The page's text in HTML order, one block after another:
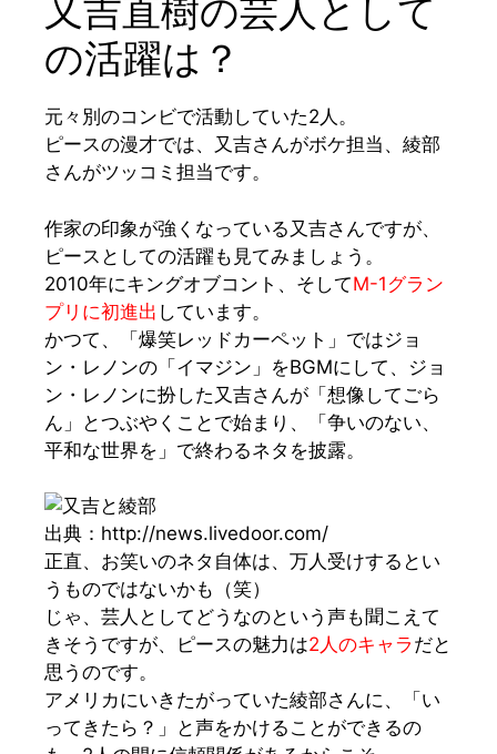
又吉直樹の芸人として
の活躍は？
元 々別のコンビで活動していた2人。
ピースの漫才では、又吉さんがボケ担当、綾部
さんがツッコミ担当です。
作家の印象が強くなっている又吉さんですが、
ピースとしての活躍も見てみましょう。
2010年にキングオブコント、そしてM-1グラン
プリに初進出 しています。
かつて、
「爆笑レッドカーペット」 ではジョ
ン・レノンの 「イマジン」 をBGMにして、ジョ
ン・レノンに扮した又吉さんが「想像してごら
ん」とつぶやくことで始まり、
「争いのない、
平和な世界を」 で終わるネタを披露。
出典：http://news.livedoor.com/
正直、お笑いのネタ自体は、万人受けするとい
うものではないかも（笑）
じゃ、芸人としてどうなのという声も聞こえて
きそうですが、ピースの魅力は2人のキャラ だと
思うのです。
アメリカにいきたがっていた綾部さんに、「い
ってきたら？」と声をかけることができるの